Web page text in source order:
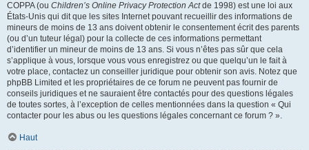
COPPA (ou Children’s Online Privacy Protection Actde 1998) est une loi aux
États-Unis qui dit que les sites Internet pouvant recueillir des informations de
mineurs de moins de 13 ans doivent obtenir le consentement écrit des parents
(ou d’un tuteur légal) pour la collecte de ces informations permettant
d’identifier un mineur de moins de 13 ans. Si vous n’êtes pas sûr que cela
s’applique à vous, lorsque vous vous enregistrez ou que quelqu’un le fait à
votre place, contactez un conseiller juridique pour obtenir son avis. Notez que
phpBB Limited et les propriétaires de ce forum ne peuvent pas fournir de
conseils juridiques et ne sauraient être contactés pour des questions légales
de toutes sortes, à l’exception de celles mentionnées dans la question « Qui
contacter pour les abus ou les questions légales concernant ce forum ? ».
Haut